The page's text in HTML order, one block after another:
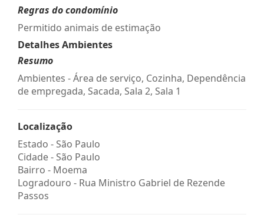
Regras do condomínio
Permitido animais de estimação
Detalhes Ambientes
Resumo
Ambientes - Área de serviço, Cozinha, Dependência
de empregada, Sacada, Sala 2, Sala 1
Localização
Estado -São Paulo
Cidade -São Paulo
Bairro - Moema
Logradouro - Rua Ministro Gabriel de Rezende
Passos